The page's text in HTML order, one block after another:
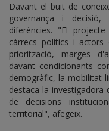
Davant el buit de
governança i
diferències. "El
càrrecs polítics i
priorització, marges
davant condicionants
demogràfic, la mobilitat
destaca la investigadora
de decisions
territorial", afegeix.